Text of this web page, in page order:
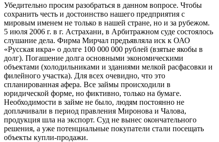
Убедительно просим разобраться в данном вопросе. Чтобы
сохранить честь и достоинство нашего предприятия с
мировым именем не только в нашей стране, но и за рубежом.
5 июля 2006 г. в г. Астрахани, в Арбитражном суде состоялось
слушание дела. Фирма Мирчал предъявляла иск к ОАО
«Русская икра» о долге 100 000 000 рублей (взятые якобы в
долг). Погашение долга основными экономическими
объектами (холодильниками и зданиями мелкой расфасовки и
филейного участка). Для всех очевидно, что это
спланированная афера. Все займы происходили в
юридической форме, но фиктивно, только на бумаге.
Необходимости в займе не было, людям постоянно не
доплачивали в период правления Миронова и Чалова,
продукция шла на экспорт. Суд не вынес окончательного
решения, а уже потенциальные покупатели стали посещать
объекты купли-продажи.